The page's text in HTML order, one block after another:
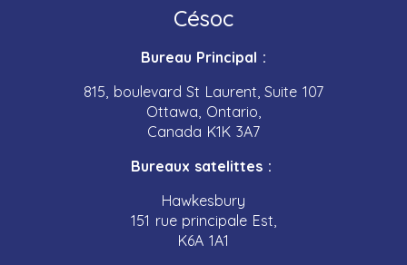
Césoc
Bureau Principal :
815, boulevard St Laurent, Suite 107
Ottawa, Ontario,
Canada K1K 3A7
Bureaux satelittes :
Hawkesbury
151 rue principale Est,
K6A 1A1